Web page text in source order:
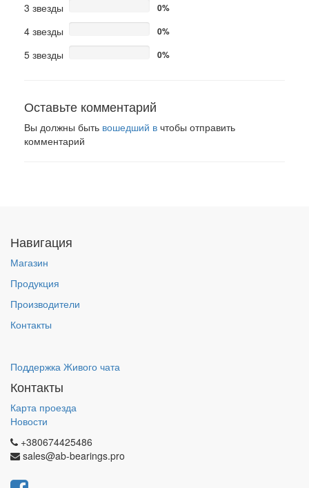
3 звезды 0%
4 звезды 0%
5 звезды 0%
Оставьте комментарий
Вы должны быть вошедший в чтобы отправить
комментарий
Навигация
Магазин
Продукция
Производители
Контакты
Поддержка Живого чата
Контакты
Карта проезда
Новости
+380674425486
sales@ab-bearings.pro